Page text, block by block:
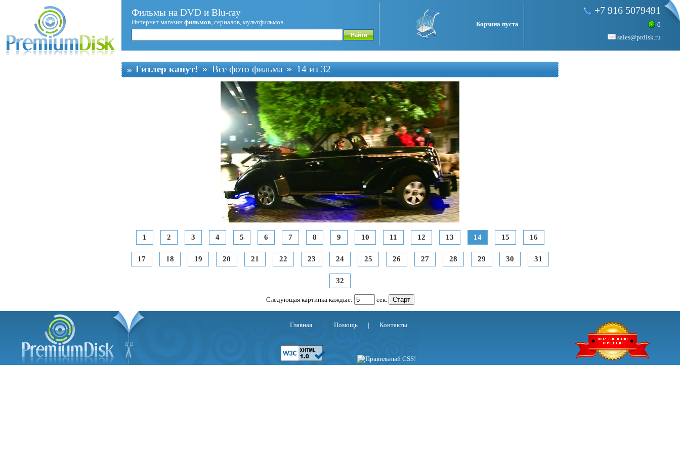
Фильмы на DVD и Blu-ray
Интернет магазин фильмов, сериалов, мультфильмов. Корзина пуста
+7 916 5079491
0
sales@prdisk.ru
Гитлер капут! Все фото фильма 14 из 32
1 2 3 4 5 6 7 8 9 10 11 12 13 14 15 16
17 18 19 20 21 22 23 24 25 26 27 28 29 30 31
32
Следующая картинка каждые: сек.
Главная | Помощь | Контакты
40 : 1.14